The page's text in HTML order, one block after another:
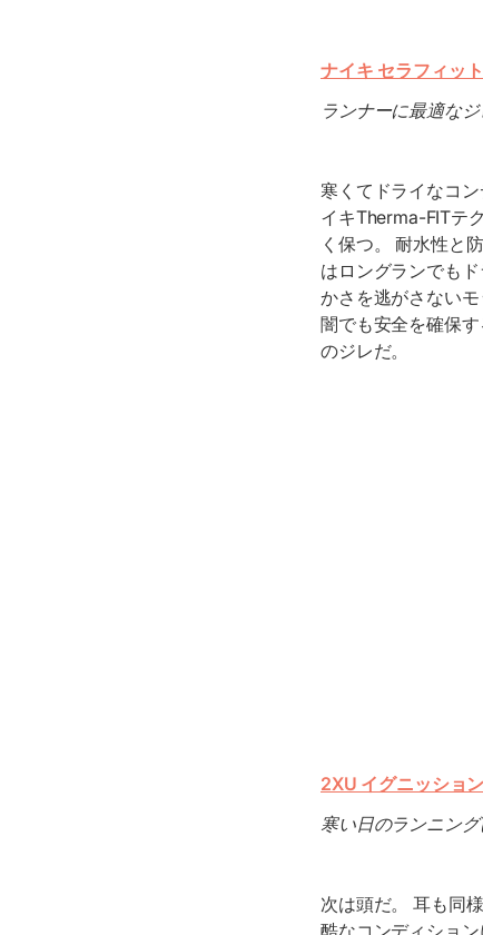
ナイキ セラフィッ
ランナーに最適な
寒くてドライなコ
イキTherma-FITテ
く保つ。 耐水性と
はロングランでも
かさを逃がさない
闇でも安全を確保
のジレだ。
2XU イグニッショ
寒い日のランニン
次は頭だ。 耳も同